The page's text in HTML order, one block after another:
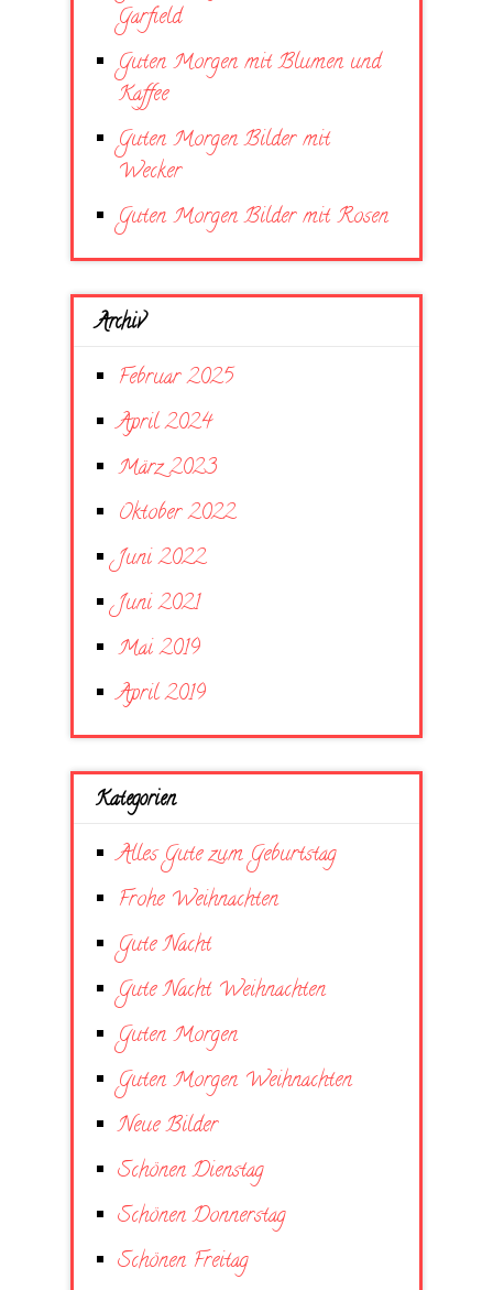
Garfield
Guten Morgen mit Blumen und
Kaffee
Guten Morgen Bilder mit
Wecker
Guten Morgen Bilder mit Rosen
Archiv
Februar 2025
April 2024
März 2023
Oktober 2022
Juni 2022
Juni 2021
Mai 2019
April 2019
Kategorien
Alles Gute zum Geburtstag
Frohe Weihnachten
Gute Nacht
Gute Nacht Weihnachten
Guten Morgen
Guten Morgen Weihnachten
Neue Bilder
Schönen Dienstag
Schönen Donnerstag
Schönen Freitag